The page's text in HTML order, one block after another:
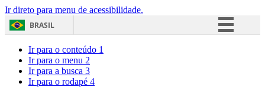
Ir direto para menu de acessibilidade.
BRASIL
Ir para o conteúdo 1
Ir para o menu 2
Ir para a busca 3
Ir para o rodapé 4